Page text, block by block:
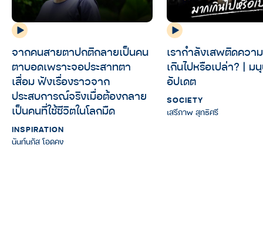
จากคนสายตาปกติกลายเป็นคน
ตาบอดเพราะจอประสาทตา
เสื่อม ฟังเรื่องราวจาก
ประสบการณ์จริงเมื่อต้องกลาย
เป็นคนที่ใช้ชีวิตในโลกมืด
INSPIRATION
นันท์นภัส โอดคง
เรากำลังเสพติดควา
เกินไปหรือเปล่า? | ม
อัปเดต
SOCIETY
เสรีภาพ สุทธิศรี